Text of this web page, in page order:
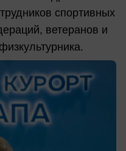
спортивных
ветеранов и